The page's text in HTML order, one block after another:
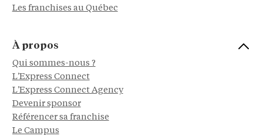
Les franchises au Québec
À propos
Qui sommes-nous ?
L'Express Connect
L'Express Connect Agency
Devenir sponsor
Référencer sa franchise
Le Campus